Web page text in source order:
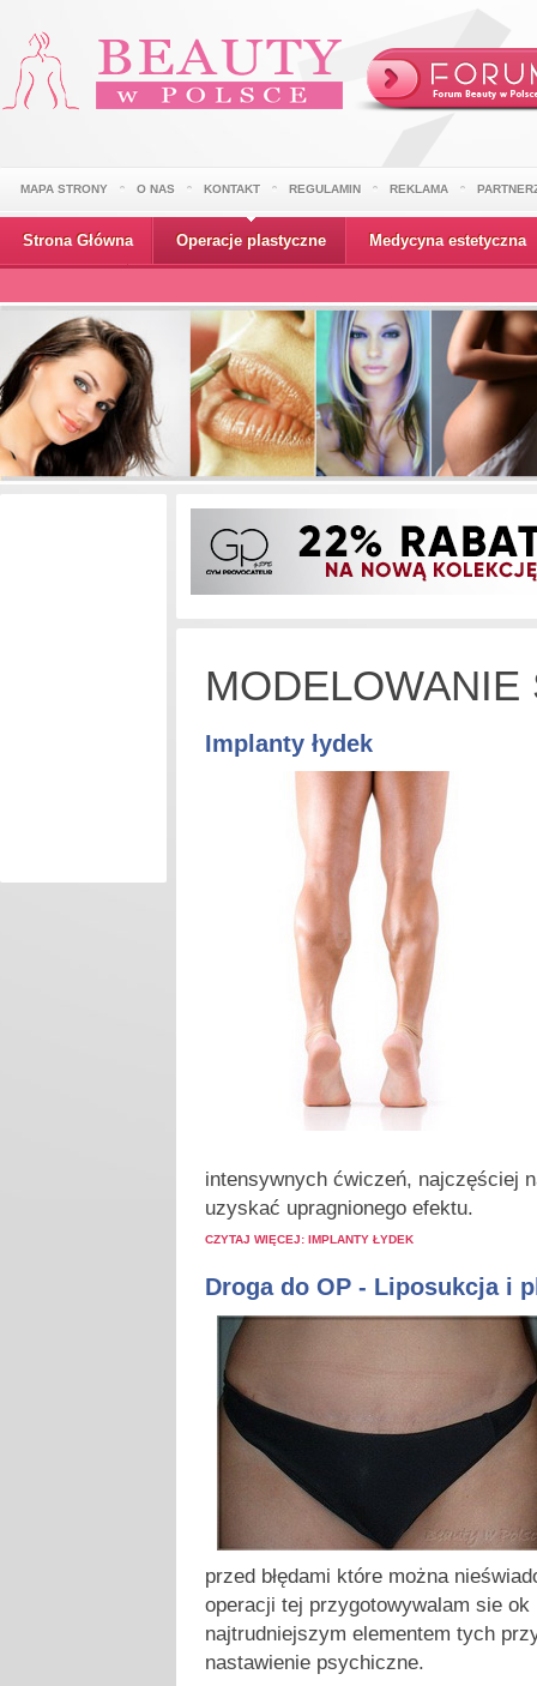
MAPA STRONY O NAS KONTAKT REGULAMIN REKLAMA
Strona Główna Operacje plastyczne Medycyna estetyczna
MODELOWANIE
Implanty łydek
intensywnych ćwiczeń, najczęściej
uzyskać upragnionego efektu.
CZYTAJ WIĘCEJ: IMPLANTY ŁYDEK
Droga do OP - Liposukcja i
przed błędami które można
operacji tej przygotowywalam sie
najtrudniejszym elementem tych
nastawienie psychiczne.